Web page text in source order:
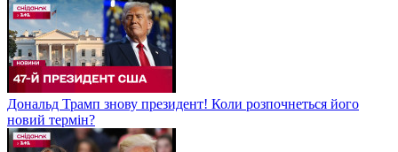
Дональд Трамп знову президент! Коли розпочнеться його
новий термін?